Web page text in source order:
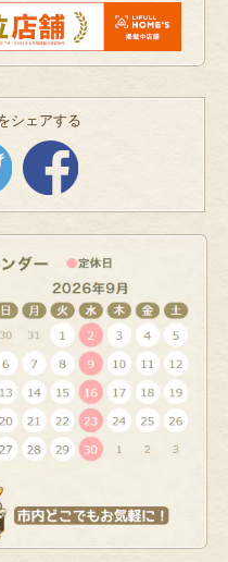
シェアする